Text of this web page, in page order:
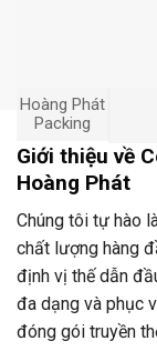
Hoàng Phát
Packing
Giới thiệu về
Hoàng Phát
Chúng tôi tự hào
chất lượng hàng
định vị thế dẫn
đa dạng và phục
đóng gói truyền